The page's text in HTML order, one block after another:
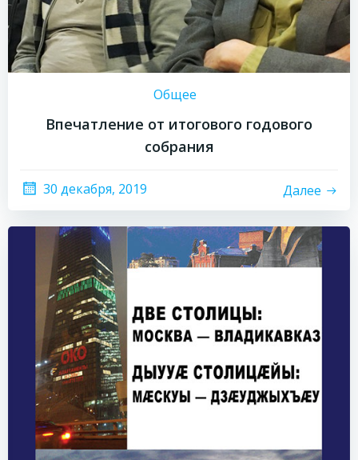
Общее
Впечатление от итогового годового
собрания
30 декабря, 2019 Далее